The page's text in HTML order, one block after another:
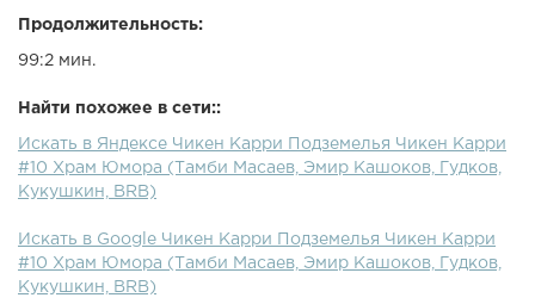
Продолжительность:
99:2 мин.
Найти похожее в сети::
Искать в Яндексе Чикен Карри Подземелья Чикен Карри
#10 Храм Юмора (Тамби Масаев, Эмир Кашоков, Гудков,
Кукушкин, BRB)
Искать в Google Чикен Карри Подземелья Чикен Карри
#10 Храм Юмора (Тамби Масаев, Эмир Кашоков, Гудков,
Кукушкин, BRB)